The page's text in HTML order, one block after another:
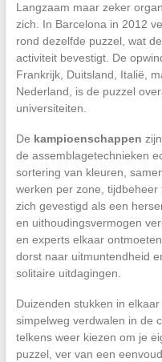
Langzaam maar zeker
zich. In Barcelona in 2012
rond dezelfde puzzel, wat
activiteit bevestigt. De
Frankrijk, Duitsland, Italië,
Nederland, is de puzzel
universiteiten.
De kampioenschappen
de assemblagetechnieken
sortering van kleuren,
werken per zone,
zich gevestigd als een
en uithoudingsvermogen
en experts elkaar
dorst naar uitmuntendheid
solitaire uitdagingen.
Duizenden stukken in
simpelweg verdwalen in de
telkens weer kiezen om je
puzzel, ver van een